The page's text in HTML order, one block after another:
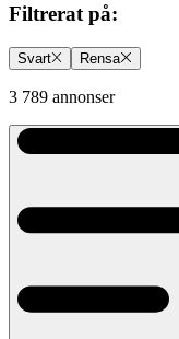
Filtrerat på:
Svart Rensa
3 789 annonser